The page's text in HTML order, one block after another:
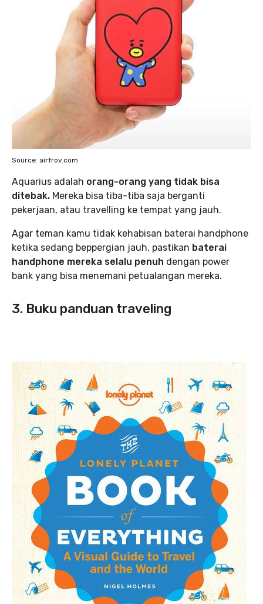
Source: airfrov.com
Aquarius adalah orang-orang yang tidak bisa
ditebak. Mereka bisa tiba-tiba saja berganti
pekerjaan, atau travelling ke tempat yang jauh.
Agar teman kamu tidak kehabisan baterai handphone
ketika sedang beppergian jauh, pastikan baterai
handphone mereka selalu penuh dengan power
bank yang bisa menemani petualangan mereka.
3. Buku panduan traveling